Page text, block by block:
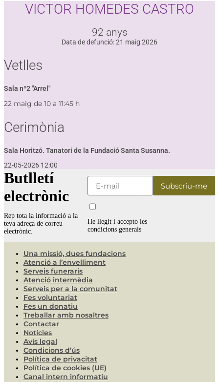
VICTOR HOMEDES CASTRO
92 anys
Data de defunció: 21 maig 2026
Vetlles
Sala nº2 "Arrel"
22 maig de 10 a 11:45 h
Cerimònia
Sala Horitzó. Tanatori de la Fundació Santa Susanna.
22-05-2026 12:00
Butlletí
electrònic
Rep tota la informació a la
teva adreça de correu
electrònic.
He llegit i accepto les
condicions generals
Una missió, dues fundacions
Atenció a l’envelliment
Serveis funeraris
Atenció intermèdia
Serveis per a la comunitat
Fes voluntariat
Fes un donatiu
Treballar amb nosaltres
Contactar
Notícies
Avís legal
Condicions d’ús
Política de privacitat
Política de cookies (UE)
Canal intern informatiu